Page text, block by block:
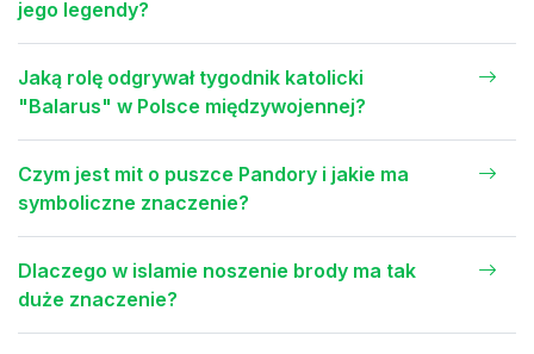
jego legendy?
Jaką rolę odgrywał tygodnik katolicki
"Balarus" w Polsce międzywojennej?
Czym jest mit o puszce Pandory i jakie ma
symboliczne znaczenie?
Dlaczego w islamie noszenie brody ma tak
duże znaczenie?